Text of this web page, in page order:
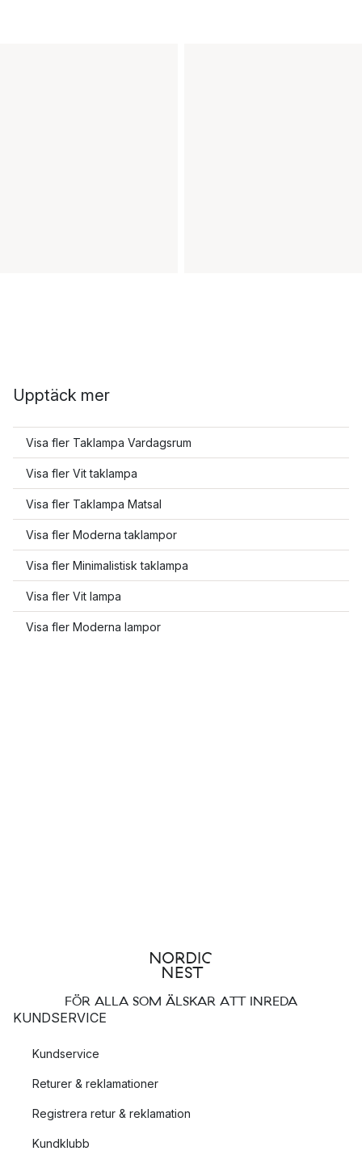
Upptäck mer
Visa fler Taklampa Vardagsrum
Visa fler Vit taklampa
Visa fler Taklampa Matsal
Visa fler Moderna taklampor
Visa fler Minimalistisk taklampa
Visa fler Vit lampa
Visa fler Moderna lampor
FÖR ALLA SOM ÄLSKAR ATT INREDA
KUNDSERVICE
Kundservice
Returer & reklamationer
Registrera retur & reklamation
Kundklubb